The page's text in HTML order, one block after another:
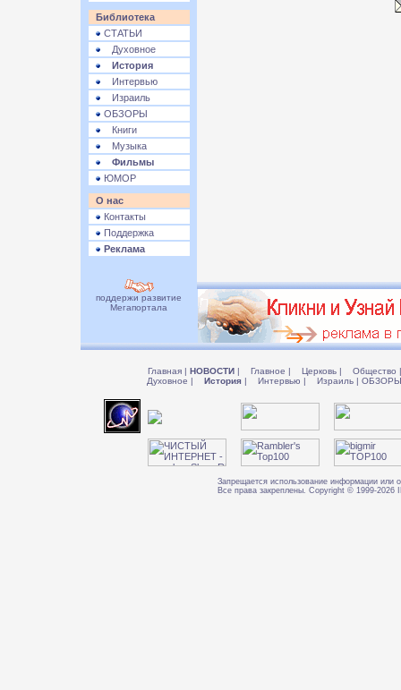
Библиотека
СТАТЬИ
Духовное
История
Интервью
Израиль
ОБЗОРЫ
Книги
Музыка
Фильмы
ЮМОР
О нас
Контакты
Поддержка
Реклама
поддержи развитие
Мегапортала
Главная | НОВОСТИ | Главное | Церковь | Общество |
Духовное | История | Интервью | Израиль |
Запрещается использование информации или
Все права закреплены. Copyright © 1999-